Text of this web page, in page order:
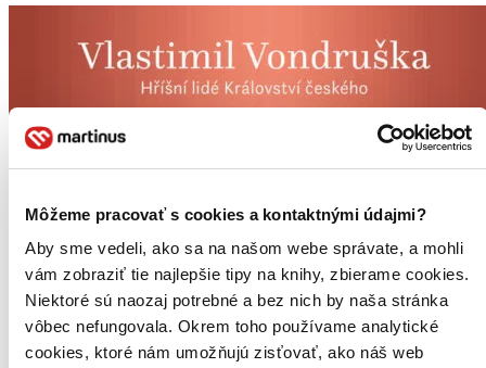
Môžeme pracovať s cookies a kontaktnými údajmi?
Aby sme vedeli, ako sa na našom webe správate, a mohli
vám zobraziť tie najlepšie tipy na knihy, zbierame cookies.
Niektoré sú naozaj potrebné a bez nich by naša stránka
vôbec nefungovala. Okrem toho používame analytické
cookies, ktoré nám umožňujú zisťovať, ako náš web